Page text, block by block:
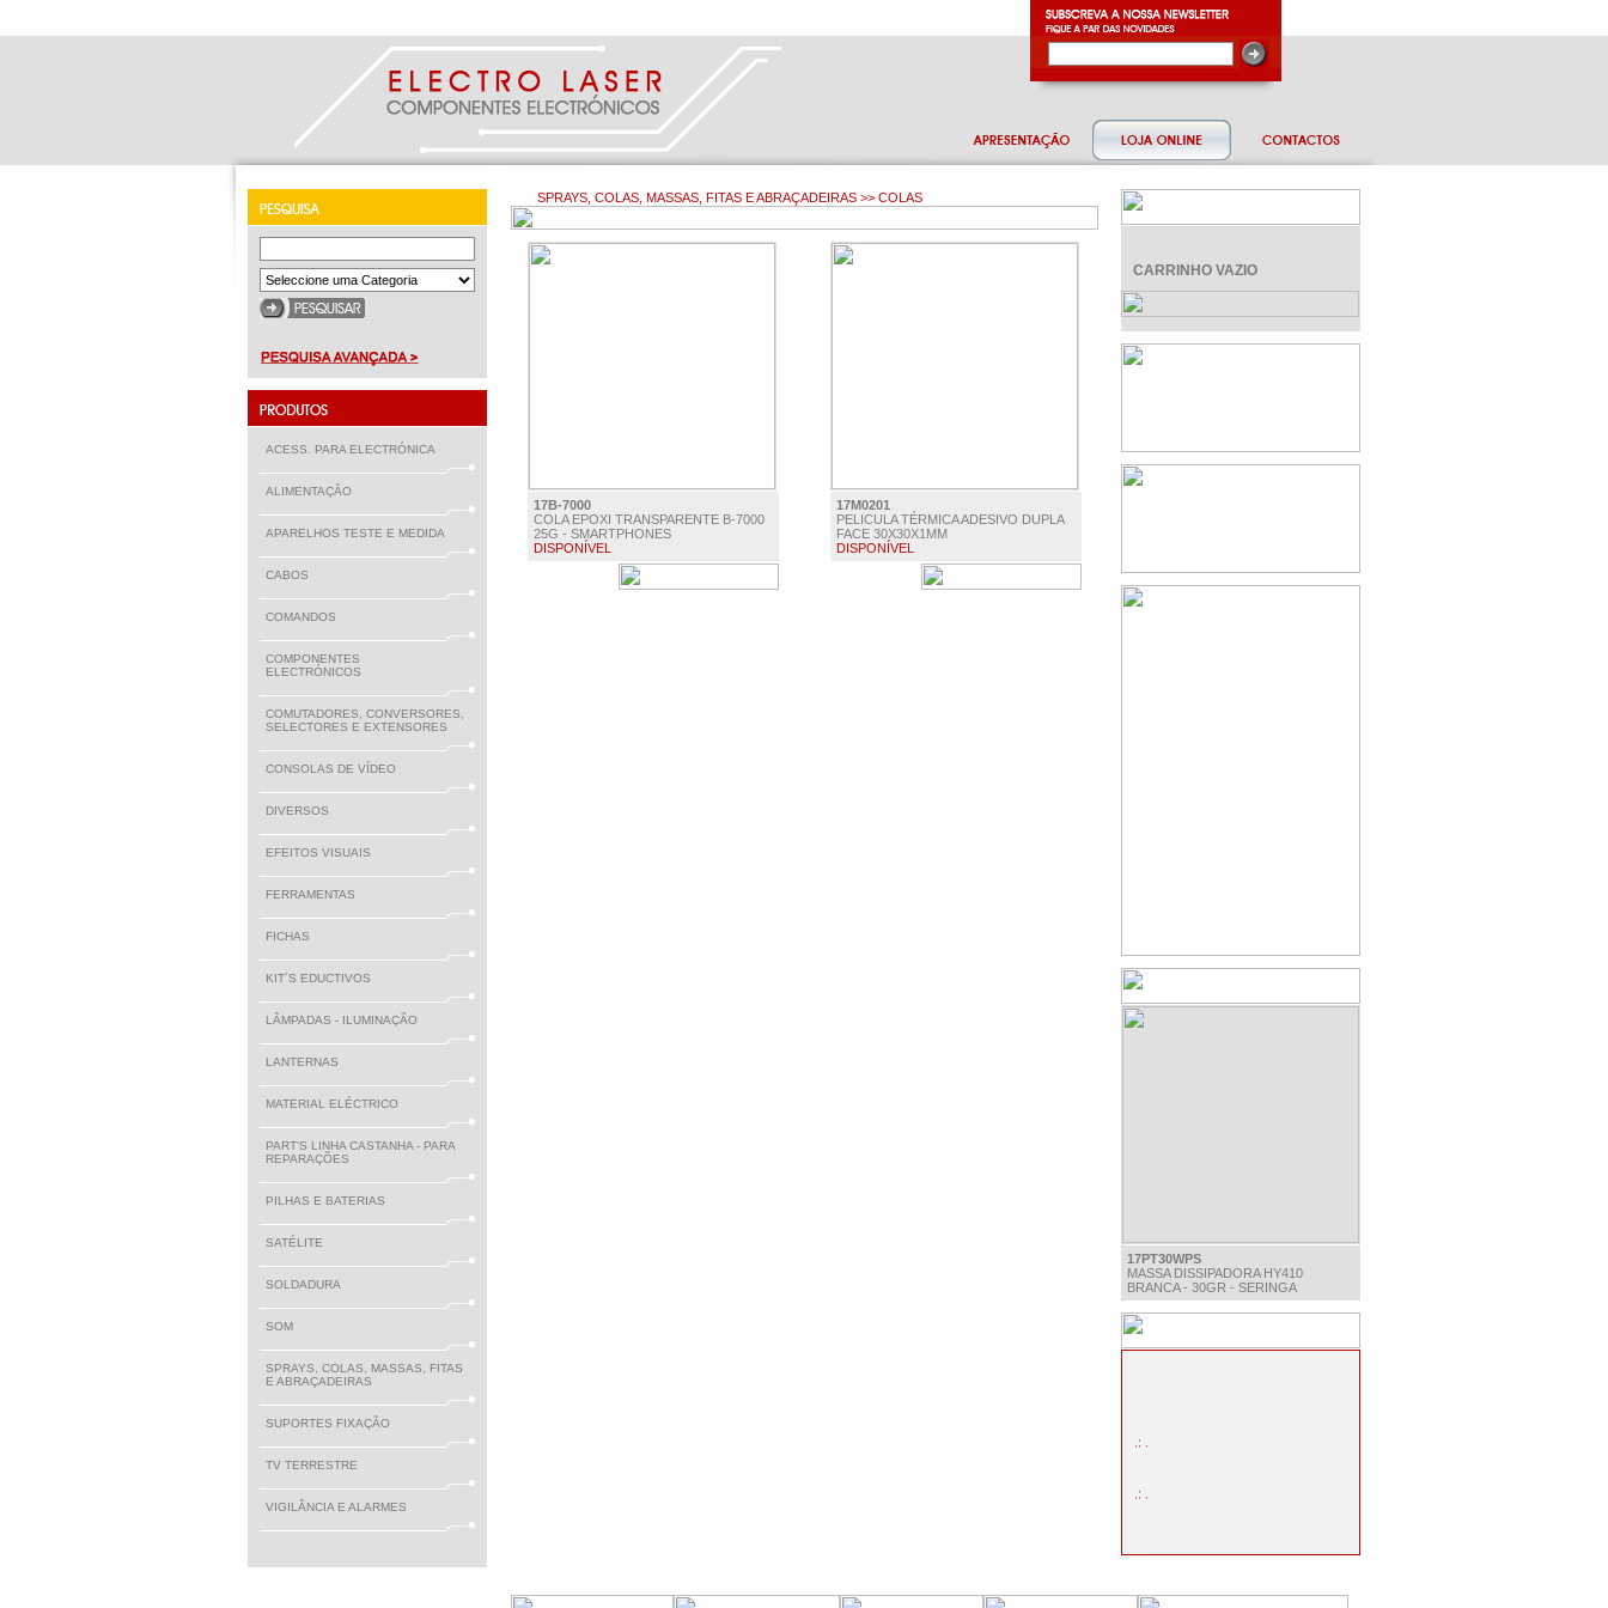
ACESS. PARA ELECTRÓNICA
ALIMENTAÇÃO
APARELHOS TESTE E MEDIDA
CABOS
COMANDOS
COMPONENTES
ELECTRÓNICOS
COMUTADORES, CONVERSORES,
SELECTORES E EXTENSORES
CONSOLAS DE VÍDEO
DIVERSOS
EFEITOS VISUAIS
FERRAMENTAS
FICHAS
KIT´S EDUCTIVOS
LÂMPADAS - ILUMINAÇÃO
LANTERNAS
MATERIAL ELÉCTRICO
PART'S LINHA CASTANHA - PARA
REPARAÇÕES
PILHAS E BATERIAS
SATÉLITE
SOLDADURA
SOM
SPRAYS, COLAS, MASSAS, FITAS
E ABRAÇADEIRAS
SUPORTES FIXAÇÃO
TV TERRESTRE
VIGILÂNCIA E ALARMES
SPRAYS, COLAS, MASSAS, FITAS E ABRAÇADEIRAS >> COLAS
17B-7000
COLA EPOXI TRANSPARENTE B-7000
25G - SMARTPHONES
DISPONÍVEL
17M0201
PELICULA TÉRMICA ADESIVO DUPLA
FACE 30X30X1MM
DISPONÍVEL
CARRINHO VAZIO
17PT30WPS
MASSA DISSIPADORA HY410
BRANCA - 30GR - SERINGA
.: .
.: .